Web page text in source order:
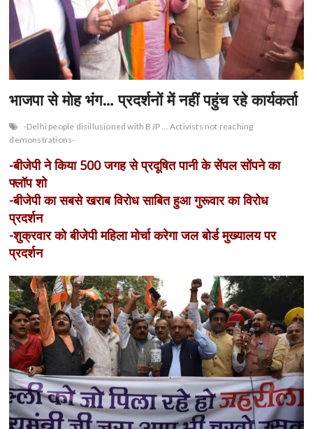
भाजपा से मोह भंग… प्रदर्शनों में नहीं पहुंच रहे कार्यकर्ता
-Delhi people disillusioned with BJP ... Activists not reaching
demonstrations-
-बीजेपी ने किया 500 जगह से प्रदूषित पानी के सेंपल सोंपने का
फ्लॉप शो
-बीजेपी का सबसे खराब विरोध साबित हुआ गुरूवार का विरोध
प्रदर्शन
-शुक्रवार को बीजेपी महिला मोर्चा करेगा जल बोर्ड मुख्यालय पर
प्रदर्शन